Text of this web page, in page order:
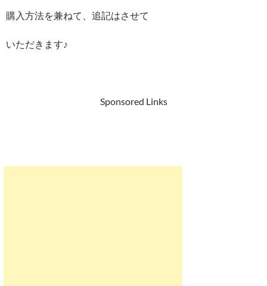
購入方法を兼ねて、追記はさせて
いただきます♪
Sponsored Links